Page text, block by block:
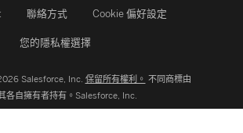
聯絡方式 Cookie 偏好設定
您的隱私權選擇
Salesforce, Inc. 保留所有權利。 不同商標由
各自擁有者持有。Salesforce, Inc.